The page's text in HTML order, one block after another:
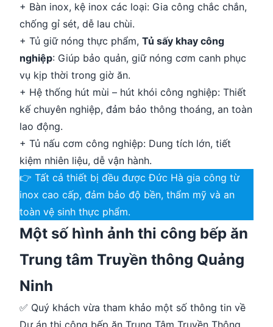
+ Bàn inox, kệ inox các loại: Gia công chắc chắn,
chống gỉ sét, dễ lau chùi.
+ Tủ giữ nóng thực phẩm, Tủ sấy khay công
nghiệp: Giúp bảo quản, giữ nóng cơm canh phục
vụ kịp thời trong giờ ăn.
+ Hệ thống hút mùi – hút khói công nghiệp: Thiết
kế chuyên nghiệp, đảm bảo thông thoáng, an toàn
lao động.
+ Tủ nấu cơm công nghiệp: Dung tích lớn, tiết
kiệm nhiên liệu, dễ vận hành.
👉 Tất cả thiết bị đều được Đức Hà gia công từ
inox cao cấp, đảm bảo độ bền, thẩm mỹ và an
toàn vệ sinh thực phẩm.
Một số hình ảnh thi công bếp ăn
Trung tâm Truyền thông Quảng
Ninh
✅ Quý khách vừa tham khảo một số thông tin về
Dư án thi công bếp ăn Trung Tâm Truyền Thông